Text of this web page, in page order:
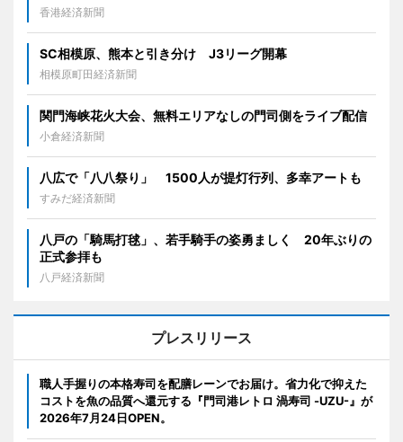
香港経済新聞
SC相模原、熊本と引き分け J3リーグ開幕
相模原町田経済新聞
関門海峡花火大会、無料エリアなしの門司側をライブ配信
小倉経済新聞
八広で「八八祭り」 1500人が提灯行列、多幸アートも
すみだ経済新聞
八戸の「騎馬打毬」、若手騎手の姿勇ましく 20年ぶりの
正式参拝も
八戸経済新聞
プレスリリース
職人手握りの本格寿司を配膳レーンでお届け。省力化で抑えた
コストを魚の品質へ還元する『門司港レトロ 渦寿司 -UZU-』が
2026年7月24日OPEN。